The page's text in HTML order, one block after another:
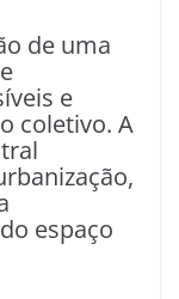
de uma
e
coletivo. A
espaço